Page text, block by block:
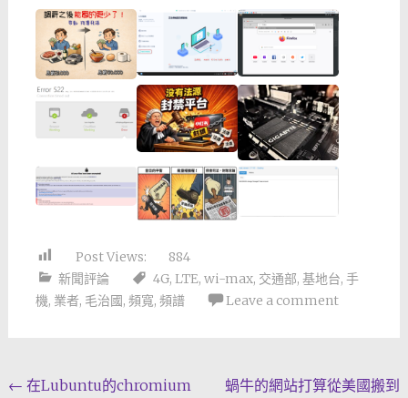
Post Views:
884
新聞評論
4G, LTE, wi-max, 交通部, 基地台, 手
機, 業者, 毛治國, 頻寬, 頻譜 Leave a comment
Post
← 在Lubuntu的chromium
蝸牛的網站打算從美國搬到